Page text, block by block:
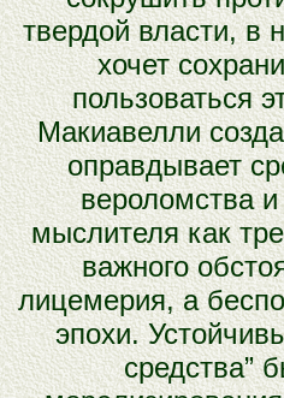
твердой власти, в
хочет
пользоваться
Макиавелли
оправдывает
вероломства
мыслителя как
важного
лицемерия, а
эпохи.
средства”